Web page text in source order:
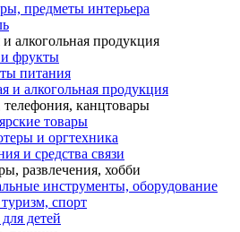
предметы интерьера
и алкогольная продукция
фрукты
питания
и алкогольная продукция
канцтовары
товары
и оргтехника
и средства связи
развлечения, хобби
инструменты, оборудование
спорт
детей